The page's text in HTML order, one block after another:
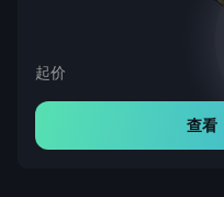
起价
查看